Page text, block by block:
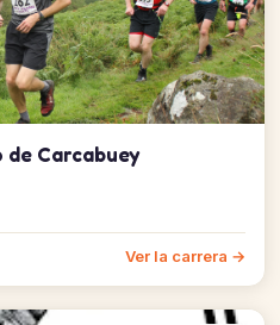
Carcabuey
Ver la carrera →